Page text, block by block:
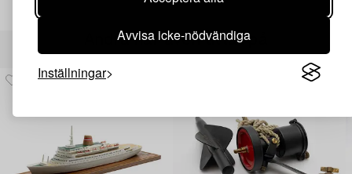
Avvisa icke-nödvändiga
Inställningar
Andra har även tittat på